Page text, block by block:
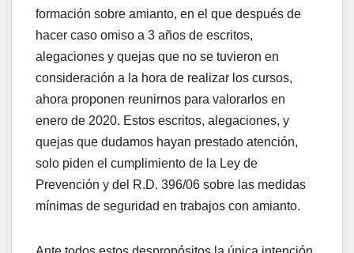
formación sobre amianto, en el que después de
hacer caso omiso a 3 años de escritos,
alegaciones y quejas que no se tuvieron en
consideración a la hora de realizar los cursos,
ahora proponen reunirnos para valorarlos en
enero de 2020. Estos escritos, alegaciones, y
quejas que dudamos hayan prestado atención,
solo piden el cumplimiento de la Ley de
Prevención y del R.D. 396/06 sobre las medidas
mínimas de seguridad en trabajos con amianto.